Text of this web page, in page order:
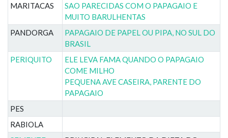
MARITACAS
SAO PARECIDAS COM O PAPAGAIO E
MUITO BARULHENTAS
PANDORGA
PAPAGAIO DE PAPEL OU PIPA, NO SUL DO
BRASIL
PERIQUITO
ELE LEVA FAMA QUANDO O PAPAGAIO
COME MILHO
PEQUENA AVE CASEIRA, PARENTE DO
PAPAGAIO
PES
RABIOLA